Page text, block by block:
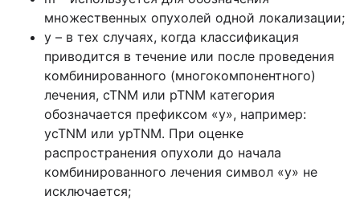
множественных опухолей одной локализации;
у – в тех случаях, когда классификация
приводится в течение или после проведения
комбинированного (многокомпонентного)
лечения, cTNM или pTNM категория
обозначается префиксом «у», например:
ycTNM или ypTNM. При оценке
распространения опухоли до начала
комбинированного лечения символ «у» не
исключается;